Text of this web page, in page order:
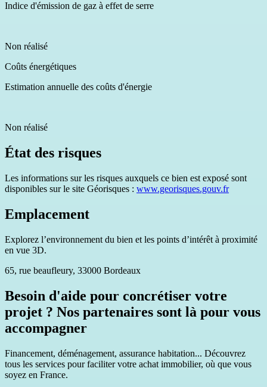
Indice d'émission de gaz à effet de serre
Non réalisé
Coûts énergétiques
Estimation annuelle des coûts d'énergie
Non réalisé
État des risques
Les informations sur les risques auxquels ce bien est exposé sont
disponibles sur le site Géorisques : www.georisques.gouv.fr
Emplacement
Explorez l’environnement du bien et les points d’intérêt à proximité
en vue 3D.
65, rue beaufleury, 33000 Bordeaux
Besoin d'aide pour concrétiser votre
projet ? Nos partenaires sont là pour vous
accompagner
Financement, déménagement, assurance habitation... Découvrez
tous les services pour faciliter votre achat immobilier, où que vous
soyez en France.